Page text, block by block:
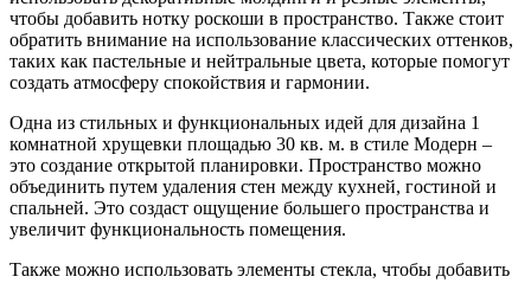
чтобы добавить нотку роскоши в пространство. Также стоит
обратить внимание на использование классических оттенков,
таких как пастельные и нейтральные цвета, которые помогут
создать атмосферу спокойствия и гармонии.
Одна из стильных и функциональных идей для дизайна 1
комнатной хрущевки площадью 30 кв. м. в стиле Модерн –
это создание открытой планировки. Пространство можно
объединить путем удаления стен между кухней, гостиной и
спальней. Это создаст ощущение большего пространства и
увеличит функциональность помещения.
Также можно использовать элементы стекла, чтобы добавить